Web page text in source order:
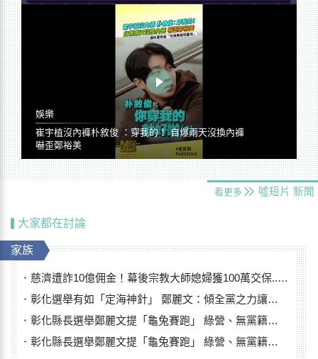
娛樂
崔宇植沒內褲朴敘俊 ：穿我的！ 自爆兩天沒換內褲
嚇歪鄭裕美
看更多 噓短片 新聞
大家都在討論
家族
慈濟遭詐10億佣金！幕後宗教大師媳婦獲100萬交保...快步奔離不發一語
彰化選舉有如「定海神針」 鄭麗文：傾全黨之力讓彰化贏
彰化縣長選舉鄭麗文提「龜兔賽跑」 綠營、無黨籍忙否認是烏龜
彰化縣長選舉鄭麗文提「龜兔賽跑」 綠營、無黨籍忙否認是烏龜